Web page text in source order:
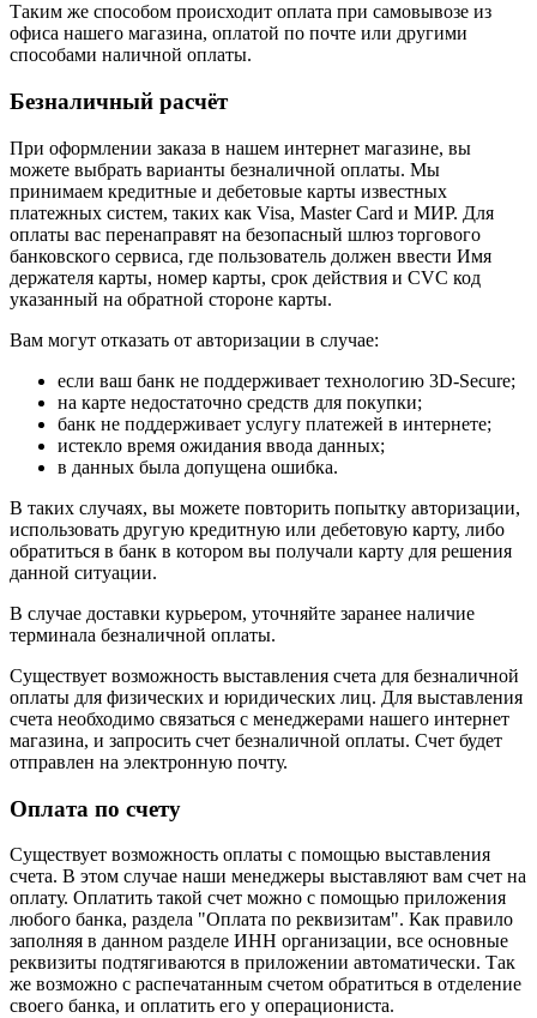
Таким же способом происходит оплата при самовывозе из
офиса нашего магазина, оплатой по почте или другими
способами наличной оплаты.
Безналичный расчёт
При оформлении заказа в нашем интернет магазине, вы
можете выбрать варианты безналичной оплаты. Мы
принимаем кредитные и дебетовые карты известных
платежных систем, таких как Visa, Master Card и МИР. Для
оплаты вас перенаправят на безопасный шлюз торгового
банковского сервиса, где пользователь должен ввести Имя
держателя карты, номер карты, срок действия и CVC код
указанный на обратной стороне карты.
Вам могут отказать от авторизации в случае:
если ваш банк не поддерживает технологию 3D-Secure;
на карте недостаточно средств для покупки;
банк не поддерживает услугу платежей в интернете;
истекло время ожидания ввода данных;
в данных была допущена ошибка.
В таких случаях, вы можете повторить попытку авторизации,
использовать другую кредитную или дебетовую карту, либо
обратиться в банк в котором вы получали карту для решения
данной ситуации.
В случае доставки курьером, уточняйте заранее наличие
терминала безналичной оплаты.
Существует возможность выставления счета для безналичной
оплаты для физических и юридических лиц. Для выставления
счета необходимо связаться с менеджерами нашего интернет
магазина, и запросить счет безналичной оплаты. Счет будет
отправлен на электронную почту.
Оплата по счету
Существует возможность оплаты с помощью выставления
счета. В этом случае наши менеджеры выставляют вам счет на
оплату. Оплатить такой счет можно с помощью приложения
любого банка, раздела "Оплата по реквизитам". Как правило
заполняя в данном разделе ИНН организации, все основные
реквизиты подтягиваются в приложении автоматически. Так
же возможно с распечатанным счетом обратиться в отделение
своего банка, и оплатить его у операциониста.